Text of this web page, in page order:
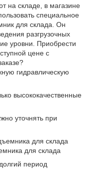
на складе, в магазине
специальное
для склада. Он
разгрузочных
уровни. Приобрести
цене с
гидравлическую
высококачественные
уточнять при
для склада
для склада
период